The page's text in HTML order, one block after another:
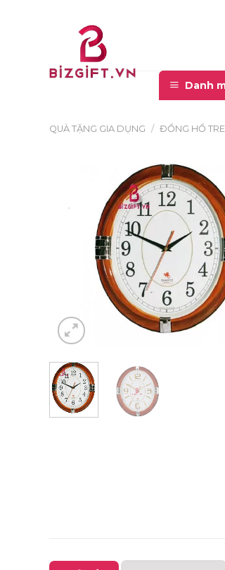
Danh
QUÀ TẶNG GIA DỤNG / ĐỒNG HỒ